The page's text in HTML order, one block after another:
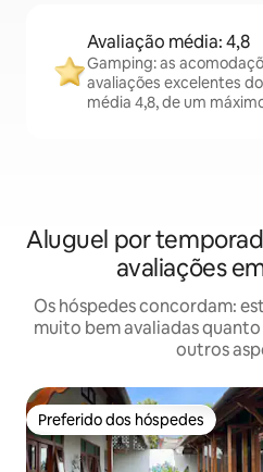
Avaliação média: 4,8
Gamping: as
avaliações excelentes
média 4,8, de um
Aluguel por
avaliações
Os hóspedes concordam:
muito bem avaliadas
outros
Preferido dos hóspedes
Preferido dos hóspedes